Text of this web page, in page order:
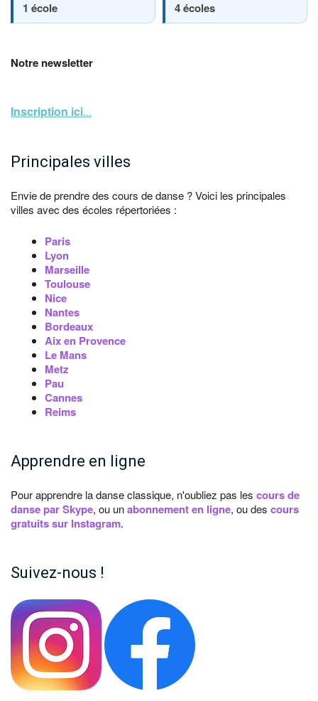
1 école 4 écoles
Notre newsletter
Inscription ici...
Principales villes
Envie de prendre des cours de danse ? Voici les principales
villes avec des écoles répertoriées :
Paris
Lyon
Marseille
Toulouse
Nice
Nantes
Bordeaux
Aix en Provence
Le Mans
Metz
Pau
Cannes
Reims
Apprendre en ligne
Pour apprendre la danse classique, n'oubliez pas les cours de
danse par Skype, ou unabonnement en ligne, ou des cours
gratuits sur Instagram.
Suivez-nous !